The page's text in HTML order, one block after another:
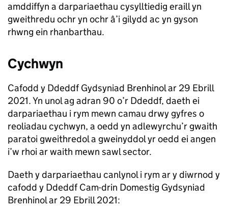
amddiffyn a darpariaethau cysylltiedig eraill yn
gweithredu ochr yn ochr â’i gilydd ac yn gyson
rhwng ein rhanbarthau.
Cychwyn
Cafodd y Ddeddf Gydsyniad Brenhinol ar 29 Ebrill
2021. Yn unol ag adran 90 o’r Ddeddf, daeth ei
darpariaethau i rym mewn camau drwy gyfres o
reoliadau cychwyn, a oedd yn adlewyrchu’r gwaith
paratoi gweithredol a gweinyddol yr oedd ei angen
i’w rhoi ar waith mewn sawl sector.
Daeth y darpariaethau canlynol i rym ar y diwrnod y
cafodd y Ddeddf Cam-drin Domestig Gydsyniad
Brenhinol ar 29 Ebrill 2021: